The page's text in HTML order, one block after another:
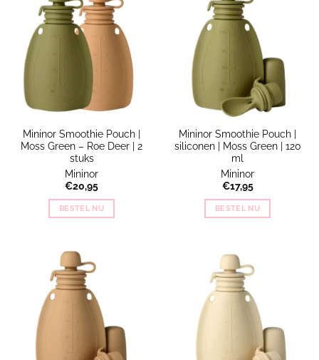
Mininor Smoothie Pouch |
Moss Green – Roe Deer | 2
stuks
Mininor
€20,95
BESTEL NU
Mininor Smoothie Pouch |
siliconen | Moss Green | 120
ml
Mininor
€17,95
BESTEL NU